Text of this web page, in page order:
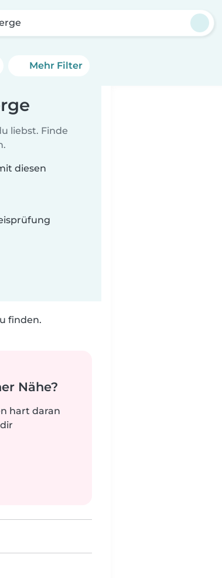
Mehr Filter
liebst. Finde
diesen
finden.
Nähe?
hart daran